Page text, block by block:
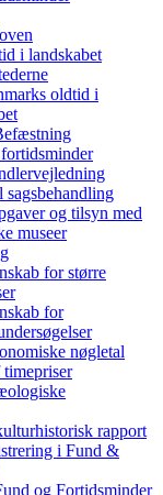
i landskabet
oldtid i
og tilsyn med
museer
for større
for
nøgletal
timepriser
rapport
i Fund &
og Fortidsminder